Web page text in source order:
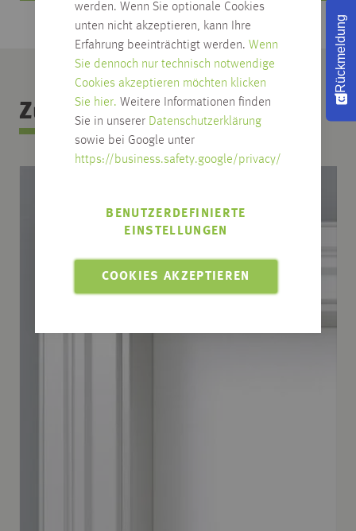
werden. Wenn Sie optionale Cookies
unten nicht akzeptieren, kann Ihre
Erfahrung beeinträchtigt werden. Wenn
Sie dennoch nur technisch notwendige
Cookies akzeptieren möchten klicken
Sie hier. Weitere Informationen finden
Sie in unserer Datenschutzerklärung
sowie bei Google unter
https://business.safety.google/privacy/
COOKIES AKZEPTIEREN
BENUTZERDEFINIERTE
EINSTELLUNGEN
Zubehör Kategorie
Rückmeldung